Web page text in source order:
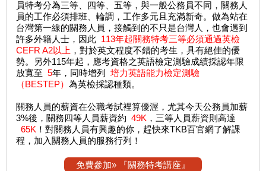
員特考分為三等、四等、五等，與一般公務員不同，關務人
員的工作必須排班、輪調，工作多元且充滿新奇。做為站在
台灣第一線的關務人員，接觸到的不只是台灣人，也會遇到
許多外籍人士，因此 113年起關務特考三等必須通過英檢
CEFR A2以上 ，對於英文程度不錯的考生，具有絕佳的優
勢。另外115年起，應考資格之英語檢定測驗成績採認年限
放寬至 5年，同時增列
培力英語能力檢定測驗
（BESTEP）為英檢採認種類。
關務人員的薪資在公職考試裡算優渥，尤其今天公務員加薪
3%後，關務四等人員薪資約 49K ，三等人員薪資則高達
65K ！對關務人員有興趣的你，趕快來TKB百官網了解課
程，加入關務人員的服務行列！
免費參加» 『關務特考講座』